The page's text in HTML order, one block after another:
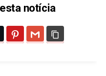
notícia